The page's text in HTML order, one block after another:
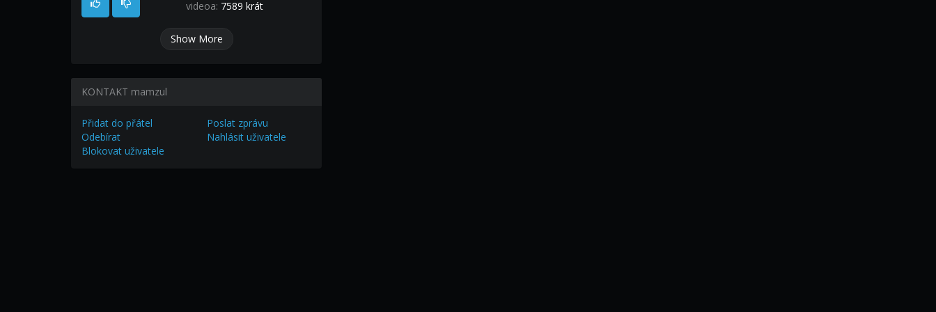
videoa: 7589 krát
Show More
KONTAKT mamzul
Přidat do přátel
Poslat zprávu
Odebírat
Nahlásit uživatele
Blokovat uživatele